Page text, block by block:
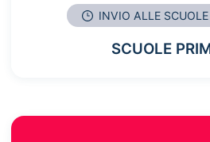
INVIO ALLE
SCUOLE